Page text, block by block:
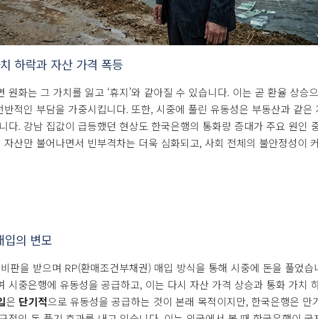
하락과 자산 가격 폭등
원화는 그 가치를 잃고 ‘휴지’와 같아질 수 있습니다. 이는 곧 환율 상승
적인 부담을 가중시킵니다. 또한, 시중에 풀린 유동성은 부동산과 같은
다. 강남 집값이 급등했던 현상도 한국은행의 통화량 증대가 주요 원인
산만 불어나면서 빈부격차는 더욱 심화되고, 사회 전체의 불안정성이